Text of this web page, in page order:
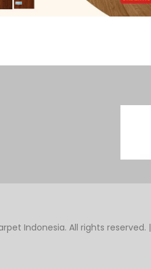
Indonesia. All rights reserved. |